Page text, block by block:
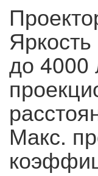
до
Макс.